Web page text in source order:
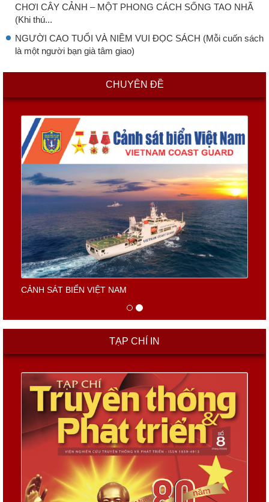
CHƠI CÂY CẢNH – MỘT PHONG CÁCH SỐNG TAO NHÃ
(Khi thú...
NGƯỜI CAO TUỔI VÀ NIỀM VUI ĐỌC SÁCH (Mỗi cuốn sách
là một người bạn già tâm giao)
CHUYÊN ĐỀ
CẢNH SÁT BIỂN VIỆT NAM
TẠP CHÍ IN